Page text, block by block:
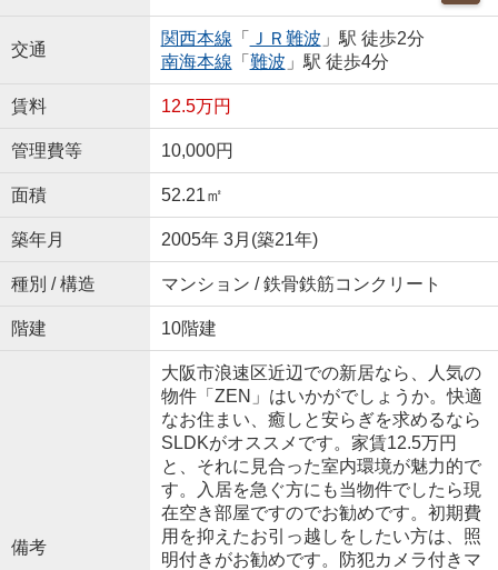
交通
関西本線 「 ＪＲ難波 」駅 徒歩2分
南海本線 「 難波 」駅 徒歩4分
賃料 12.5万円
管理費等 10,000円
面積 52.21㎡
築年月 2005年 3月(築21年)
種別 / 構造 マンション / 鉄骨鉄筋コンクリート
階建 10階建
備考
大阪市浪速区近辺での新居なら、人気の
物件「ZEN」はいかがでしょうか。快適
なお住まい、癒しと安らぎを求めるなら
SLDKがオススメです。家賃12.5万円
と、それに見合った室内環境が魅力的で
す。入居を急ぐ方にも当物件でしたら現
在空き部屋ですのでお勧めです。初期費
用を抑えたお引っ越しをしたい方は、照
明付きがお勧めです。防犯カメラ付きマ